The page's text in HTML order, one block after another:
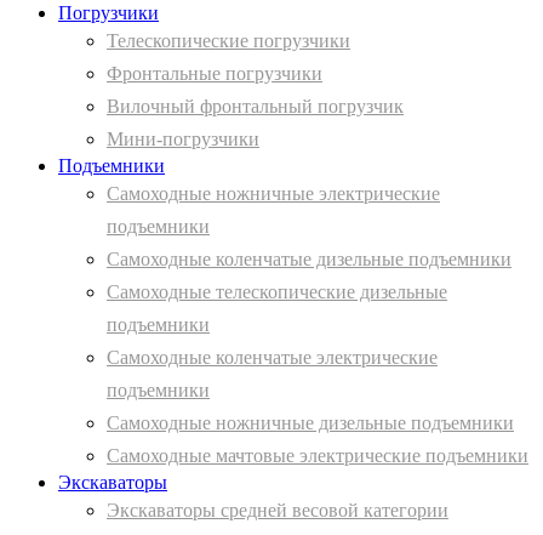
Погрузчики
Телескопические погрузчики
Фронтальные погрузчики
Вилочный фронтальный погрузчик
Мини-погрузчики
Подъемники
Самоходные ножничные электрические
подъемники
Самоходные коленчатые дизельные подъемники
Самоходные телескопические дизельные
подъемники
Самоходные коленчатые электрические
подъемники
Самоходные ножничные дизельные подъемники
Самоходные мачтовые электрические подъемники
Экскаваторы
Экскаваторы средней весовой категории